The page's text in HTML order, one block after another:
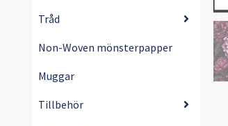
Tråd
Non-Woven mönsterpapper
Muggar
Tillbehör